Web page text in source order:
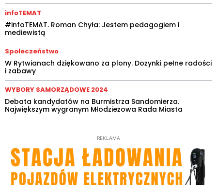
infoTEMAT
#infoTEMAT. Roman Chyła: Jestem pedagogiem i
mediewistą
Społeczeństwo
W Rytwianach dziękowano za plony. Dożynki pełne radości
i zabawy
WYBORY SAMORZĄDOWE 2024
Debata kandydatów na Burmistrza Sandomierza.
Największym wygranym Młodzieżowa Rada Miasta
REKLAMA